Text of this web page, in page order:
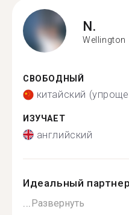
N.
Wellington
СВОБОДНЫЙ
китайский
ИЗУЧАЕТ
английский
Идеальный
Развернуть